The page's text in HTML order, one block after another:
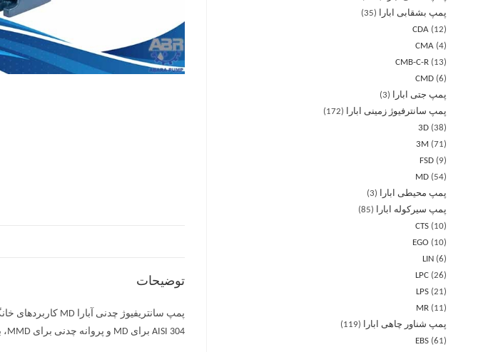
توضیحات
AISI 304 برای MD و پروانه چدنی برای MMD، با موتورهای 2 و 4 قطبی با راندمان انرژی بالا هستند.
پمپ بشقابی ابارا
35
CDA
12
CMA 4
CMB-C-R
13
CMD 6
پمپ جتی ابارا
3
پمپ سانترفیوژ زمینی ابارا
172
3D 38
3M
71
FSD
9
MD
54
پمپ محیطی ابارا
3
پمپ سیرکوله ابارا
85
CTS
10
EGO
10
LIN 6
LPC 26
LPS 21
MR
11
پمپ شناور چاهی ابارا
119
EBS 61